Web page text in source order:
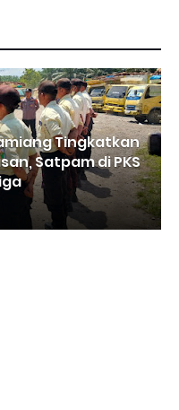
Tingkatkan
Satpam di PKS